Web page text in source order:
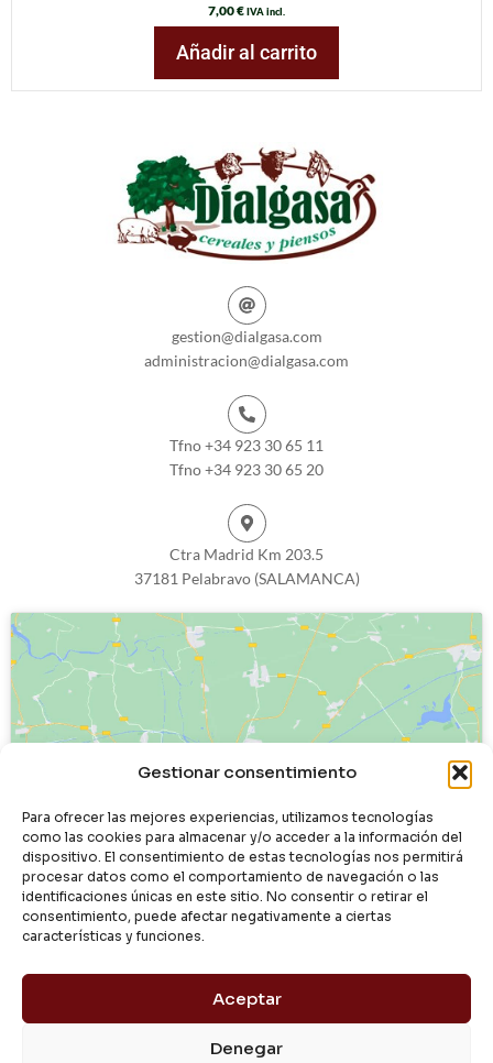
Gestionar consentimiento
Para ofrecer las mejores experiencias, utilizamos tecnologías
como las cookies para almacenar y/o acceder a la información del
dispositivo. El consentimiento de estas tecnologías nos permitirá
procesar datos como el comportamiento de navegación o las
identificaciones únicas en este sitio. No consentir o retirar el
consentimiento, puede afectar negativamente a ciertas
características y funciones.
Aceptar
Denegar
7,00€IVA incl.
Añadir al carrito
gestion@dialgasa.com
administracion@dialgasa.com
Tfno +34 923 30 65 11
Tfno +34 923 30 65 20
Ctra Madrid Km 203.5
37181 Pelabravo (SALAMANCA)
Haz clic para aceptar cookies de